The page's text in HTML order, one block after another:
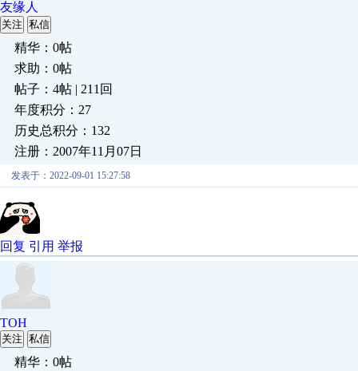
友缘人
关注 私信
精华：0帖
求助：0帖
帖子：4帖 | 211回
年度积分：27
历史总积分：132
注册：2007年11月07日
发表于：2022-09-01 15:27:58
回复 引用 举报
TOH
关注 私信
精华：0帖